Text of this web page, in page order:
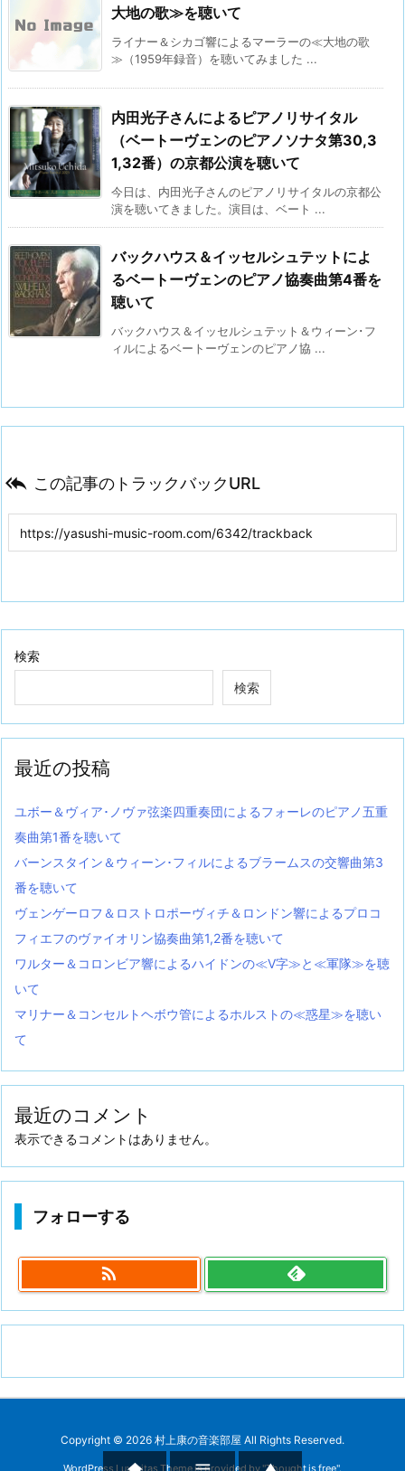
大地の歌≫を聴いて
ライナー＆シカゴ響によるマーラーの≪大地の歌
≫（1959年録音）を聴いてみました ...
内田光子さんによるピアノリサイタル
（ベートーヴェンのピアノソナタ第30,3
1,32番）の京都公演を聴いて
今日は、内田光子さんのピアノリサイタルの京都公
演を聴いてきました。演目は、ベート ...
バックハウス＆イッセルシュテットによ
るベートーヴェンのピアノ協奏曲第4番を
聴いて
バックハウス＆イッセルシュテット＆ウィーン･フ
ィルによるベートーヴェンのピアノ協 ...
 この記事のトラックバックURL
検索
検索
最近の投稿
ユボー＆ヴィア･ノヴァ弦楽四重奏団によるフォーレのピアノ五重
奏曲第1番を聴いて
バーンスタイン＆ウィーン･フィルによるブラームスの交響曲第3
番を聴いて
ヴェンゲーロフ＆ロストロポーヴィチ＆ロンドン響によるプロコ
フィエフのヴァイオリン協奏曲第1,2番を聴いて
ワルター＆コロンビア響によるハイドンの≪V字≫と≪軍隊≫を聴
いて
マリナー＆コンセルトヘボウ管によるホルストの≪惑星≫を聴い
て
最近のコメント
表示できるコメントはありません。
フォローする

Copyright © 2026 村上康の音楽部屋 All Rights Reserved.